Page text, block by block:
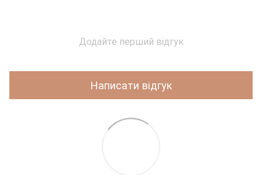
Додайте перший відгук
Написати відгук